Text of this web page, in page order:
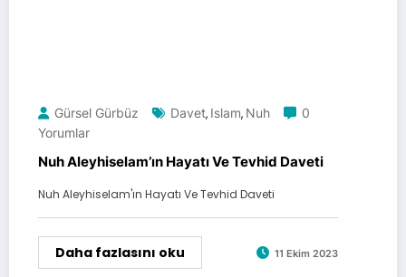
Gürsel Gürbüz Davet, Islam, Nuh
0
Yorumlar
Nuh Aleyhiselam’ın Hayatı Ve Tevhid Daveti
Nuh Aleyhiselam'ın Hayatı Ve Tevhid Daveti
Daha fazlasını oku 11 Ekim 2023